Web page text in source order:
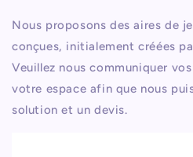
Nous proposons des aires de
conçues, initialement créées
Veuillez nous communiquer
votre espace afin que nous
solution et un devis.